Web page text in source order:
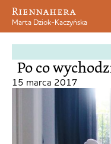
Riennahera
Marta Dziok-Kaczyńska
Po co
15 marca 2017